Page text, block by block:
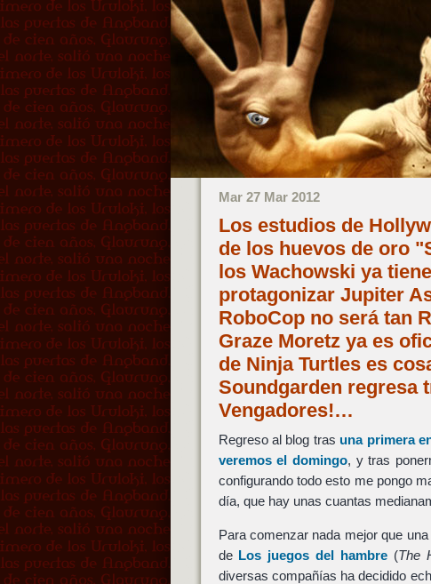
Mar 27 Mar 2012
Los estudios de
de los huevos de oro
los Wachowski ya
protagonizar Jupiter
RoboCop no será tan
Graze Moretz ya es
de Ninja Turtles es
Soundgarden regresa
Vengadores!…
Regreso al blog tras una primera
veremos el domingo, y tras
configurando todo esto me pongo
día, que hay unas cuantas
Para comenzar nada mejor que
de Los juegos del hambre(The
diversas compañías ha decidido